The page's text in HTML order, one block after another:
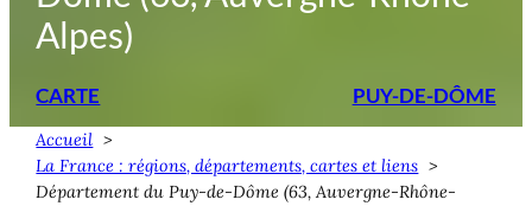
Alpes)
CARTE PUY-DE-DÔME
Accueil
La France : régions, départements, cartes et liens
Département du Puy-de-Dôme (63, Auvergne-Rhône-